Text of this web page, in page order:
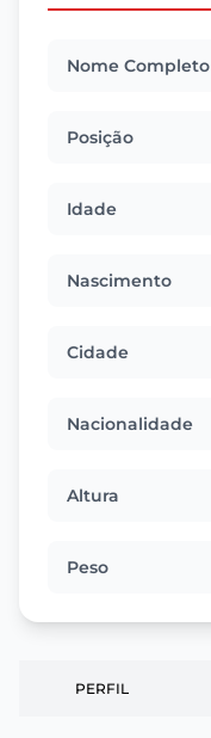
Nome Completo
Posição
Idade
Nascimento
Cidade
Nacionalidade
Altura
Peso
PERFIL